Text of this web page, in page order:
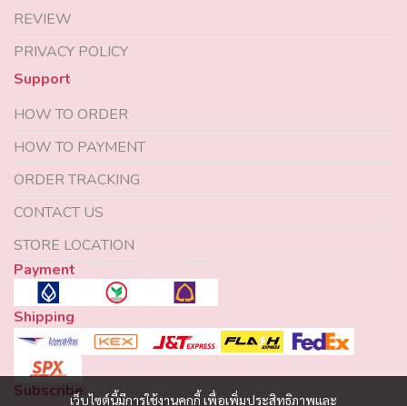
เว็บไซต์นี้มีการใช้งานคุกกี้ เพื่อเพิ่มประสิทธิภาพและ
REVIEW
PRIVACY POLICY
Support
HOW TO ORDER
HOW TO PAYMENT
ORDER TRACKING
CONTACT US
STORE LOCATION
Payment
Shipping
Subscribe